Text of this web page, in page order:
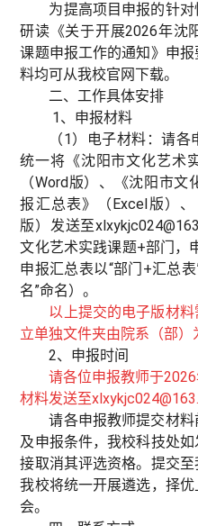
为提高项目申报的针
研读《关于开展2026年沈
课题申报工作的通知》申
料均可从我校官网下载。
二、工作具体安排
1、申报材料
（1）电子材料：请
统一将《沈阳市文化艺术
（Word版）、《沈阳市
报汇总表》（Excel版）
版）发送至
文化艺术实践课题+部门，
申报汇总表以“部门+汇总
名”命名）。
以上提交的电子版材
立单独文件夹由院系（部）
2、申报时间
请各位申报教师于
材料发送至
请各申报教师提交材
及申报条件，我校科技处
接取消其评选资格。提交至
我校将统一开展遴选，择
会。